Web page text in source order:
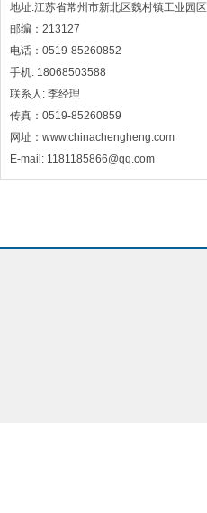
地址:江苏省常州市新北区魏村镇工业园区
邮编：213127
电话：0519-85260852
手机: 18068503588
联系人: 李经理
传真：0519-85260859
网址：www.chinachengheng.com
E-mail: 1181185866@qq.com